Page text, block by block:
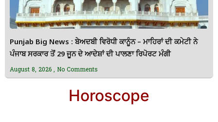
Punjab Big News : ਬੇਅਦਬੀ ਵਿਰੋਧੀ ਕਾਨੂੰਨ – ਮਾਹਿਰਾਂ ਦੀ ਕਮੇਟੀ ਨੇ
ਪੰਜਾਬ ਸਰਕਾਰ ਤੋਂ 29 ਜੂਨ ਦੇ ਆਦੇਸ਼ਾਂ ਦੀ ਪਾਲਣਾ ਰਿਪੋਰਟ ਮੰਗੀ
August 8, 2026 No Comments
Horoscope